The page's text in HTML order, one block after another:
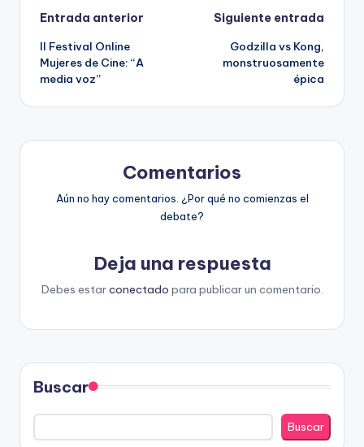
Navegación
de
entradas
Entrada anterior
II Festival Online
Mujeres de Cine: “A
media voz”
Siguiente entrada
Godzilla vs Kong,
monstruosamente
épica
Comentarios
Aún no hay comentarios. ¿Por qué no comienzas el
debate?
Deja una respuesta
Debes estarconectado para publicar un comentario.
Buscar
Buscar